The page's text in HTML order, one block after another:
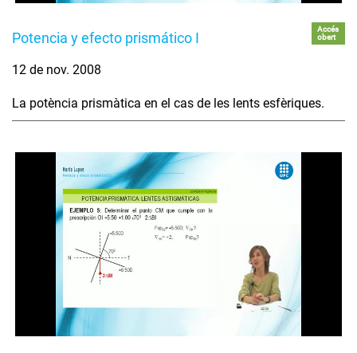
Potencia y efecto prismático I
Accés
obert
12 de nov. 2008
La potència prismàtica en el cas de les lents esfèriques.